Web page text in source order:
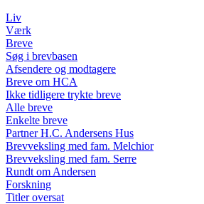
Liv
Værk
Breve
Søg i brevbasen
Afsendere og modtagere
Breve om HCA
Ikke tidligere trykte breve
Alle breve
Enkelte breve
Partner H.C. Andersens Hus
Brevveksling med fam. Melchior
Brevveksling med fam. Serre
Rundt om Andersen
Forskning
Titler oversat